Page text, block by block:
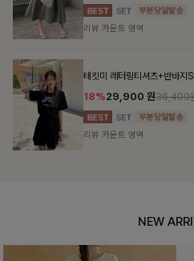
리뷰 카운트 영역
테킷미 레터링티셔츠+반바지
18%29,900 원36,400
리뷰 카운트 영역
NEW